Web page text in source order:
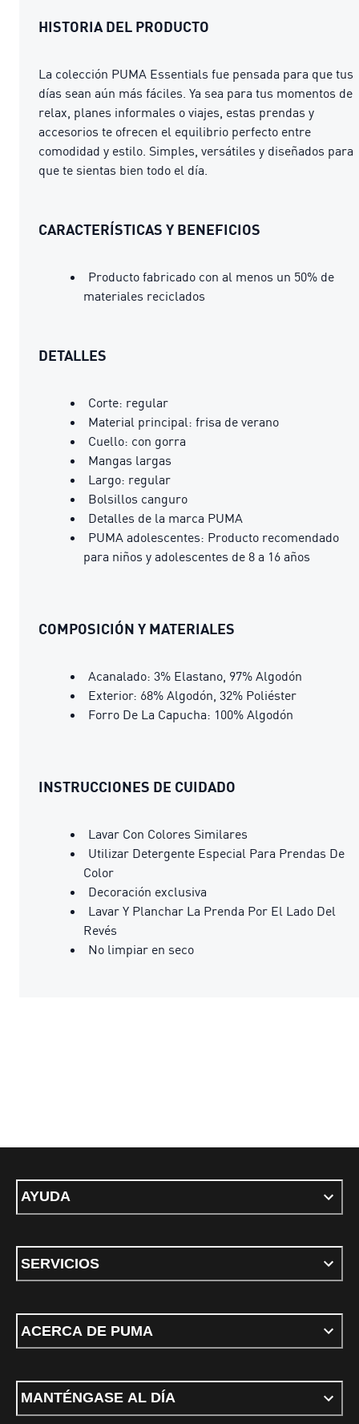
HISTORIA DEL PRODUCTO
La colección PUMA Essentials fue pensada para que tus
días sean aún más fáciles. Ya sea para tus momentos de
relax, planes informales o viajes, estas prendas y
accesorios te ofrecen el equilibrio perfecto entre
comodidad y estilo. Simples, versátiles y diseñados para
que te sientas bien todo el día.
CARACTERÍSTICAS Y BENEFICIOS
Producto fabricado con al menos un 50% de
materiales reciclados
DETALLES
Corte: regular
Material principal: frisa de verano
Cuello: con gorra
Mangas largas
Largo: regular
Bolsillos canguro
Detalles de la marca PUMA
PUMA adolescentes: Producto recomendado
para niños y adolescentes de 8 a 16 años
COMPOSICIÓN Y MATERIALES
Acanalado: 3% Elastano, 97% Algodón
Exterior: 68% Algodón, 32% Poliéster
Forro De La Capucha: 100% Algodón
INSTRUCCIONES DE CUIDADO
Lavar Con Colores Similares
Utilizar Detergente Especial Para Prendas De
Color
Decoración exclusiva
Lavar Y Planchar La Prenda Por El Lado Del
Revés
No limpiar en seco
AYUDA
SERVICIOS
ACERCA DE PUMA
MANTÉNGASE AL DÍA